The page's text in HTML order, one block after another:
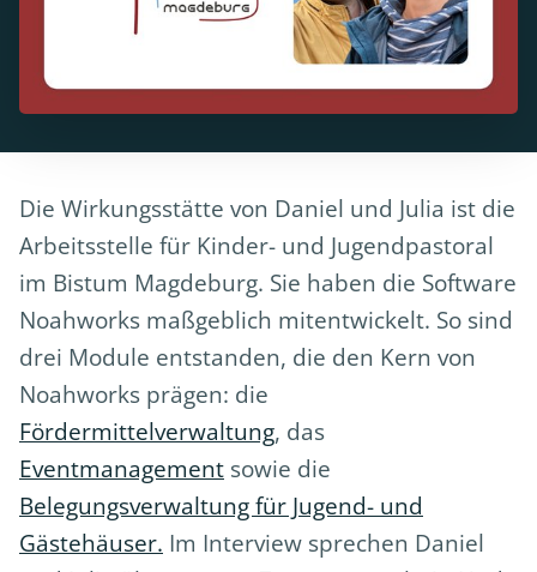
Die Wirkungsstätte von Daniel und Julia ist die
Arbeitsstelle für Kinder- und Jugendpastoral
im Bistum Magdeburg. Sie haben die Software
Noahworks maßgeblich mitentwickelt. So sind
drei Module entstanden, die den Kern von
Noahworks prägen: die
Fördermittelverwaltung, das
Eventmanagement sowie die
Belegungsverwaltung für Jugend- und
Gästehäuser. Im Interview sprechen Daniel